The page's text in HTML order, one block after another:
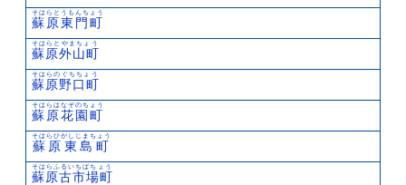
蘇原東門町
そはらとうもんちょう
蘇原外山町
そはらとやまちょう
蘇原野口町
そはらのぐちちょう
蘇原花園町
そはらはなぞのちょう
蘇原東島町
そはらひがしじまちょう
蘇原古市場町
そはらふるいちばちょう